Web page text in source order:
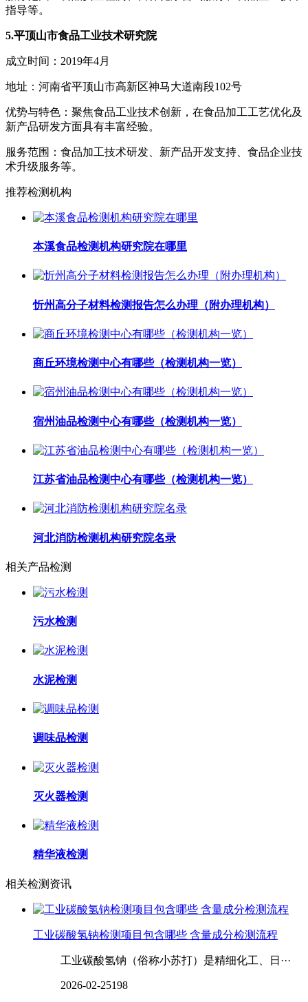
指导等。
5.平顶山市食品工业技术研究院
成立时间：2019年4月
地址：河南省平顶山市高新区神马大道南段102号
优势与特色：聚焦食品工业技术创新，在食品加工工艺优化及
新产品研发方面具有丰富经验。
服务范围：食品加工技术研发、新产品开发支持、食品企业技
术升级服务等。
推荐检测机构
本溪食品检测机构研究院在哪里
忻州高分子材料检测报告怎么办理（附办理机构）
商丘环境检测中心有哪些（检测机构一览）
宿州油品检测中心有哪些（检测机构一览）
江苏省油品检测中心有哪些（检测机构一览）
河北消防检测机构研究院名录
相关产品检测
污水检测
水泥检测
调味品检测
灭火器检测
精华液检测
相关检测资讯
工业碳酸氢钠检测项目包含哪些 含量成分检测流程
工业碳酸氢钠（俗称小苏打）是精细化工、日···
2026-02-25198